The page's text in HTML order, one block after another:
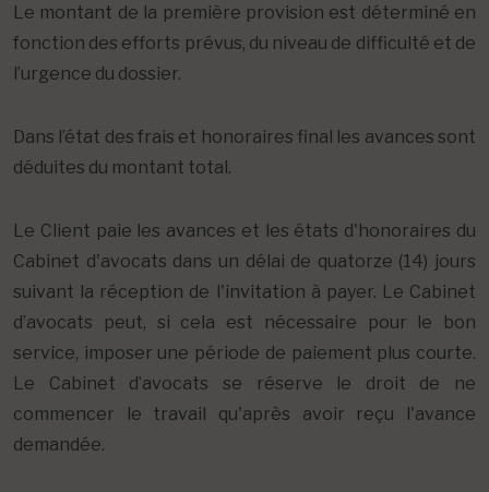
Le montant de la première provision est déterminé en
fonction des efforts prévus, du niveau de difficulté et de
l’urgence du dossier.
Dans l’état des frais et honoraires final les avances sont
déduites du montant total.
Le Client paie les avances et les états d'honoraires du
Cabinet d'avocats dans un délai de quatorze (14) jours
suivant la réception de l'invitation à payer. Le Cabinet
d’avocats peut, si cela est nécessaire pour le bon
service, imposer une période de paiement plus courte.
Le Cabinet d’avocats se réserve le droit de ne
commencer le travail qu'après avoir reçu l'avance
demandée.